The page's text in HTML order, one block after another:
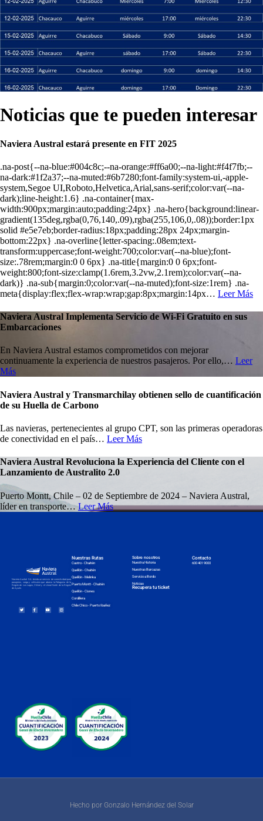
Noticias que te pueden interesar
Naviera Austral estará presente en FIT 2025
.na-post{--na-blue:#004c8c;--na-orange:#ff6a00;--na-light:#f4f7fb;--
na-dark:#1f2a37;--na-muted:#6b7280;font-family:system-ui,-apple-
system,Segoe UI,Roboto,Helvetica,Arial,sans-serif;color:var(--na-
dark);line-height:1.6} .na-container{max-
width:900px;margin:auto;padding:24px} .na-hero{background:linear-
gradient(135deg,rgba(0,76,140,.09),rgba(255,106,0,.08));border:1px
solid #e5e7eb;border-radius:18px;padding:28px 24px;margin-
bottom:22px} .na-overline{letter-spacing:.08em;text-
transform:uppercase;font-weight:700;color:var(--na-blue);font-
size:.78rem;margin:0 0 6px} .na-title{margin:0 0 6px;font-
weight:800;font-size:clamp(1.6rem,3.2vw,2.1rem);color:var(--na-
dark)} .na-sub{margin:0;color:var(--na-muted);font-size:1rem} .na-
meta{display:flex;flex-wrap:wrap;gap:8px;margin:14px… Leer Más
Naviera Austral Implementa Servicio de Wi-Fi Gratuito en sus
Embarcaciones
En Naviera Austral estamos comprometidos con mejorar
continuamente la experiencia de nuestros pasajeros. Por ello,… Leer
Más
Naviera Austral y Transmarchilay obtienen sello de cuantificación
de su Huella de Carbono
Las navieras, pertenecientes al grupo CPT, son las primeras operadoras
de conectividad en el país… Leer Más
Naviera Austral Revoluciona la Experiencia del Cliente con el
Lanzamiento de Australito 2.0
Puerto Montt, Chile – 02 de Septiembre de 2024 – Naviera Austral,
líder en transporte…Leer Más
Naviera Austral S.A. brinda un servicio de conectividad para
pasajeros, carga y vehículos que abarca la Patagonia de la
Región de Los Lagos, Chiloé y el Litoral Norte de la Región
de Aysén.
Nuestras Rutas
Castro - Chaitén
Quellón - Chaitén
Quellón - Melinka
Puerto Montt - Chaitén
Quellón - Cisnes
Cordillera
Chile Chico - Puerto Ibañez
Sobre nosotros
Nuestra Historia
Nuestras Barcazas
Servicio a Bordo
Noticias
Recupera tu ticket
Contacto
600 401 9000
Hecho por Gonzalo Hernández del Solar